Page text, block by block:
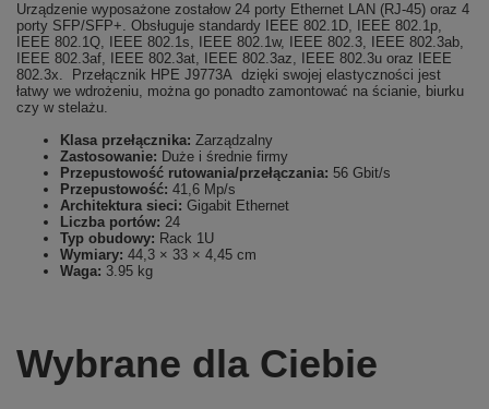
Urządzenie wyposażone zostałow 24 porty Ethernet LAN (RJ-45) oraz 4
porty SFP/SFP+. Obsługuje standardy IEEE 802.1D, IEEE 802.1p,
IEEE 802.1Q, IEEE 802.1s, IEEE 802.1w, IEEE 802.3, IEEE 802.3ab,
IEEE 802.3af, IEEE 802.3at, IEEE 802.3az, IEEE 802.3u oraz IEEE
802.3x. Przełącznik HPE J9773A dzięki swojej elastyczności jest
łatwy we wdrożeniu, można go ponadto zamontować na ścianie, biurku
czy w stelażu.
Klasa przełącznika: Zarządzalny
Zastosowanie: Duże i średnie firmy
Przepustowość rutowania/przełączania: 56 Gbit/s
Przepustowość: 41,6 Mp/s
Architektura sieci: Gigabit Ethernet
Liczba portów: 24
Typ obudowy: Rack 1U
Wymiary: 44,3 × 33 × 4,45 cm
Waga: 3.95 kg
Wybrane dla Ciebie